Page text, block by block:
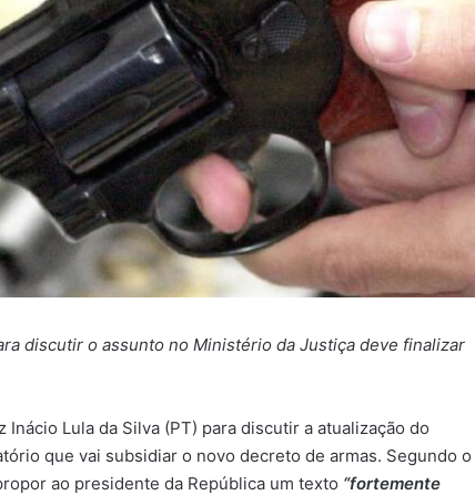
discutir o assunto no Ministério da Justiça deve finalizar
Lula da Silva (PT) para discutir a atualização do
que vai subsidiar o novo decreto de armas. Segundo o
ao presidente da República um texto “fortemente